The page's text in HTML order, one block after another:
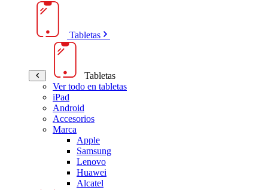
Tabletas
Tabletas
Ver todo en tabletas
iPad
Android
Accesorios
Marca
Apple
Samsung
Lenovo
Huawei
Alcatel